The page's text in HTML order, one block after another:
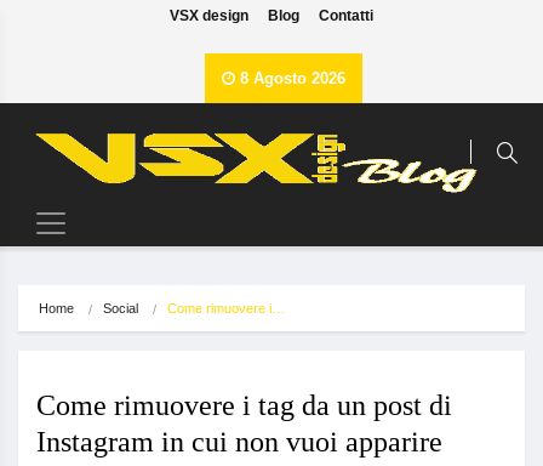
VSX design Blog Contatti
8 Agosto 2026
Home Social Come rimuovere i…
Come rimuovere i tag da un post di
Instagram in cui non vuoi apparire